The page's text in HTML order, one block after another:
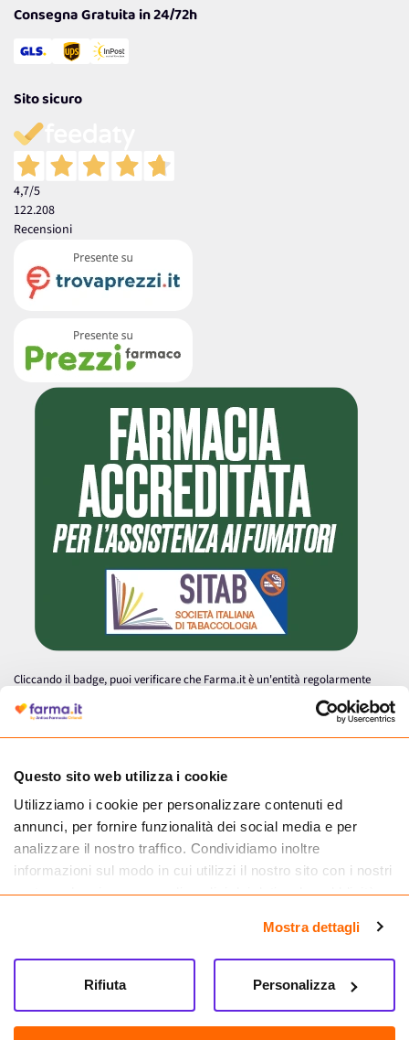
Questo sito web utilizza i cookie
Utilizziamo i cookie per personalizzare contenuti ed
annunci, per fornire funzionalità dei social media e per
analizzare il nostro traffico. Condividiamo inoltre
informazioni sul modo in cui utilizzi il nostro sito con i nostri
partner che si occupano di analisi dei dati web, pubblicità e
informazioni che hai fornito loro o che hanno raccolto dal
tuo utilizzo dei loro servizi.
Mostra dettagli
Personalizza
Rifiuta
Consegna Gratuita in 24/72h
Sito sicuro
4,7/5
122.208
Recensioni
Cliccando il badge, puoi verificare che Farma.it è un'entità regolarmente
autorizzata dal Ministero della Salute a effettuare la vendita online di
medicinali.
Farma.it S.a.s. P. IVA 07417261216 REA: NA-884088
CREDITS